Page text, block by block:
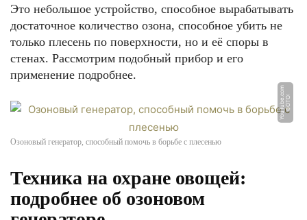
Это небольшое устройство, способное вырабатывать
достаточное количество озона, способное убить не
только плесень по поверхности, но и её споры в
стенах. Рассмотрим подобный прибор и его
применение подробнее.
Ф
О
Т
О:
Y
o
u
T
u
b
e.
c
o
m
Озоновый генератор, способный помочь в борьбе с плесенью
Техника на охране овощей:
подробнее об озоновом